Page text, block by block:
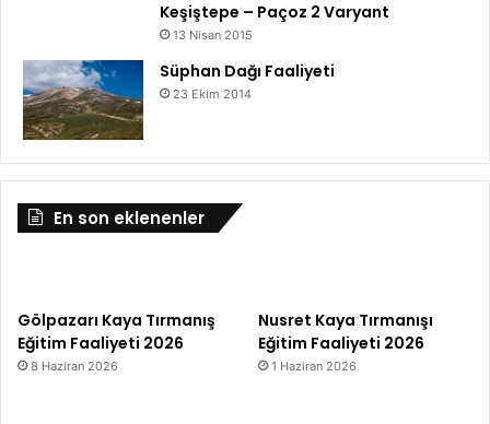
Keşiştepe – Paçoz 2 Varyant
13 Nisan 2015
Süphan Dağı Faaliyeti
23 Ekim 2014
En son eklenenler
Gölpazarı Kaya Tırmanış
Eğitim Faaliyeti 2026
8 Haziran 2026
Nusret Kaya Tırmanışı
Eğitim Faaliyeti 2026
1 Haziran 2026